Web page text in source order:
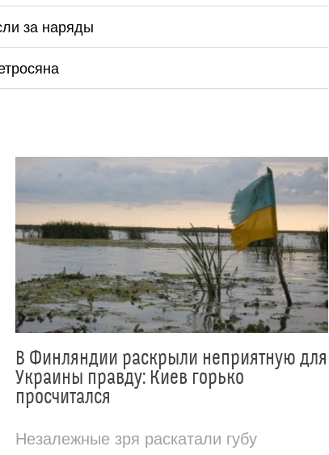
за наряды
В Финляндии раскрыли неприятную для
Украины правду: Киев горько
просчитался
Незалежные зря раскатали губу